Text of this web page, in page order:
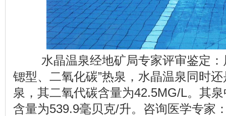
水晶温泉经地矿局专家评审鉴定：
锶型、二氧化碳”热泉，水晶温泉同时
泉，其二氧代碳含量为42.5MG/L。其
含量为539.9毫贝克/升。咨询医学专家